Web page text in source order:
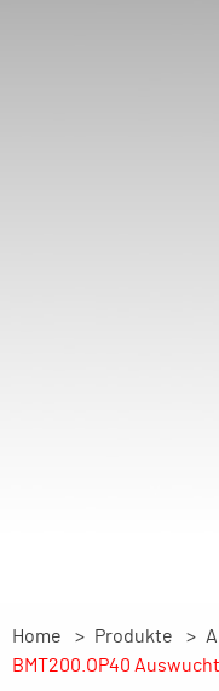
Home Produkte
BMT200.OP40